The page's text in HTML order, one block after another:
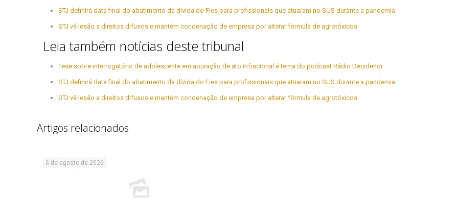
STJ definirá data final do abatimento da dívida do Fies para profissionais que atuaram no SUS durante a pandemia
STJ vê lesão a direitos difusos e mantém condenação de empresa por alterar fórmula de agrotóxicos
Leia também notícias deste tribunal
Tese sobre interrogatório de adolescente em apuração de ato infracional é tema do podcast Rádio Decidendi
STJ definirá data final do abatimento da dívida do Fies para profissionais que atuaram no SUS durante a pandemia
STJ vê lesão a direitos difusos e mantém condenação de empresa por alterar fórmula de agrotóxicos
Artigos relacionados
6 de agosto de 2026